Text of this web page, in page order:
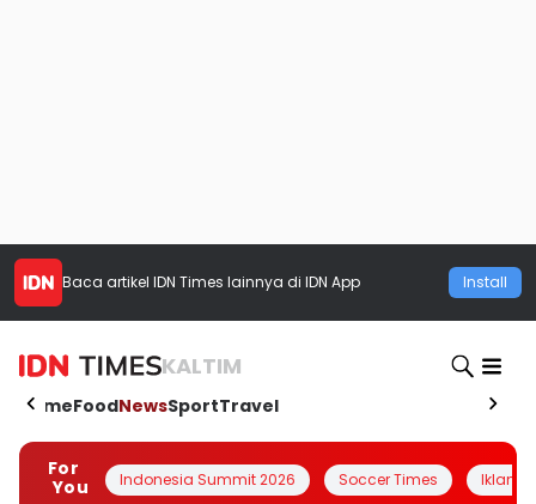
Baca artikel IDN Times lainnya di IDN App Install
KALTIM
HomeFoodNewsSportTravel
For
You
Indonesia Summit 2026 Soccer Times Iklanin